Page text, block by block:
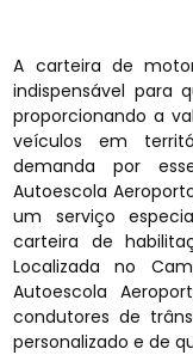
A carteira de
indispensável para
proporcionando a
veículos em
demanda por
Autoescola
um serviço
carteira de
Localizada no
Autoescola
condutores de
personalizado e de